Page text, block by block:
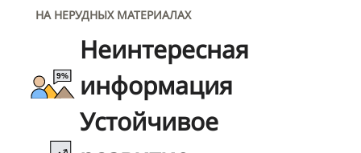
НА НЕРУДНЫХ МАТЕРИАЛАХ
Неинтересная
информация
Устойчивое